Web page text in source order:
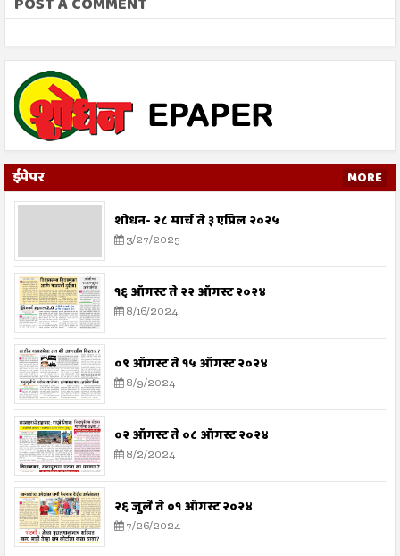
ईपेपर MORE
शोधन- २८ मार्च ते ३ एप्रिल २०२५
3/27/2025
१६ ऑगस्ट ते २२ ऑगस्ट २०२४
8/16/2024
०९ ऑगस्ट ते १५ ऑगस्ट २०२४
8/9/2024
०२ ऑगस्ट ते ०८ ऑगस्ट २०२४
8/2/2024
२६ जुलै ते ०१ ऑगस्ट २०२४
7/26/2024